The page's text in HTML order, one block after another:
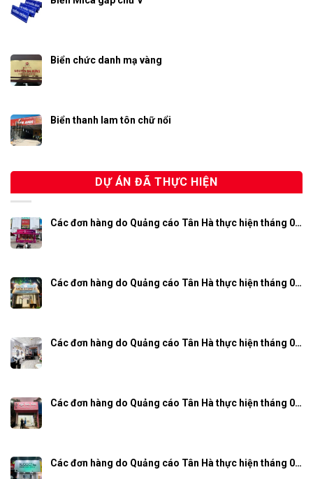
Biển chức danh mạ vàng
Biển thanh lam tôn chữ nổi
DỰ ÁN ĐÃ THỰC HIỆN
Các đơn hàng do Quảng cáo Tân Hà thực hiện tháng 0…
Các đơn hàng do Quảng cáo Tân Hà thực hiện tháng 0…
Các đơn hàng do Quảng cáo Tân Hà thực hiện tháng 0…
Các đơn hàng do Quảng cáo Tân Hà thực hiện tháng 0…
Các đơn hàng do Quảng cáo Tân Hà thực hiện tháng 0…